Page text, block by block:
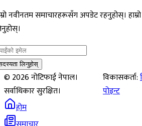
नवीनतम समाचारहरूसँग अपडेट रहनुहोस्।
लिनुहोस्
©2026नोटिफाई नेपाल।
सर्वाधिकार सुरक्षित।
विकासकर्ता:
पोइन्ट
होम